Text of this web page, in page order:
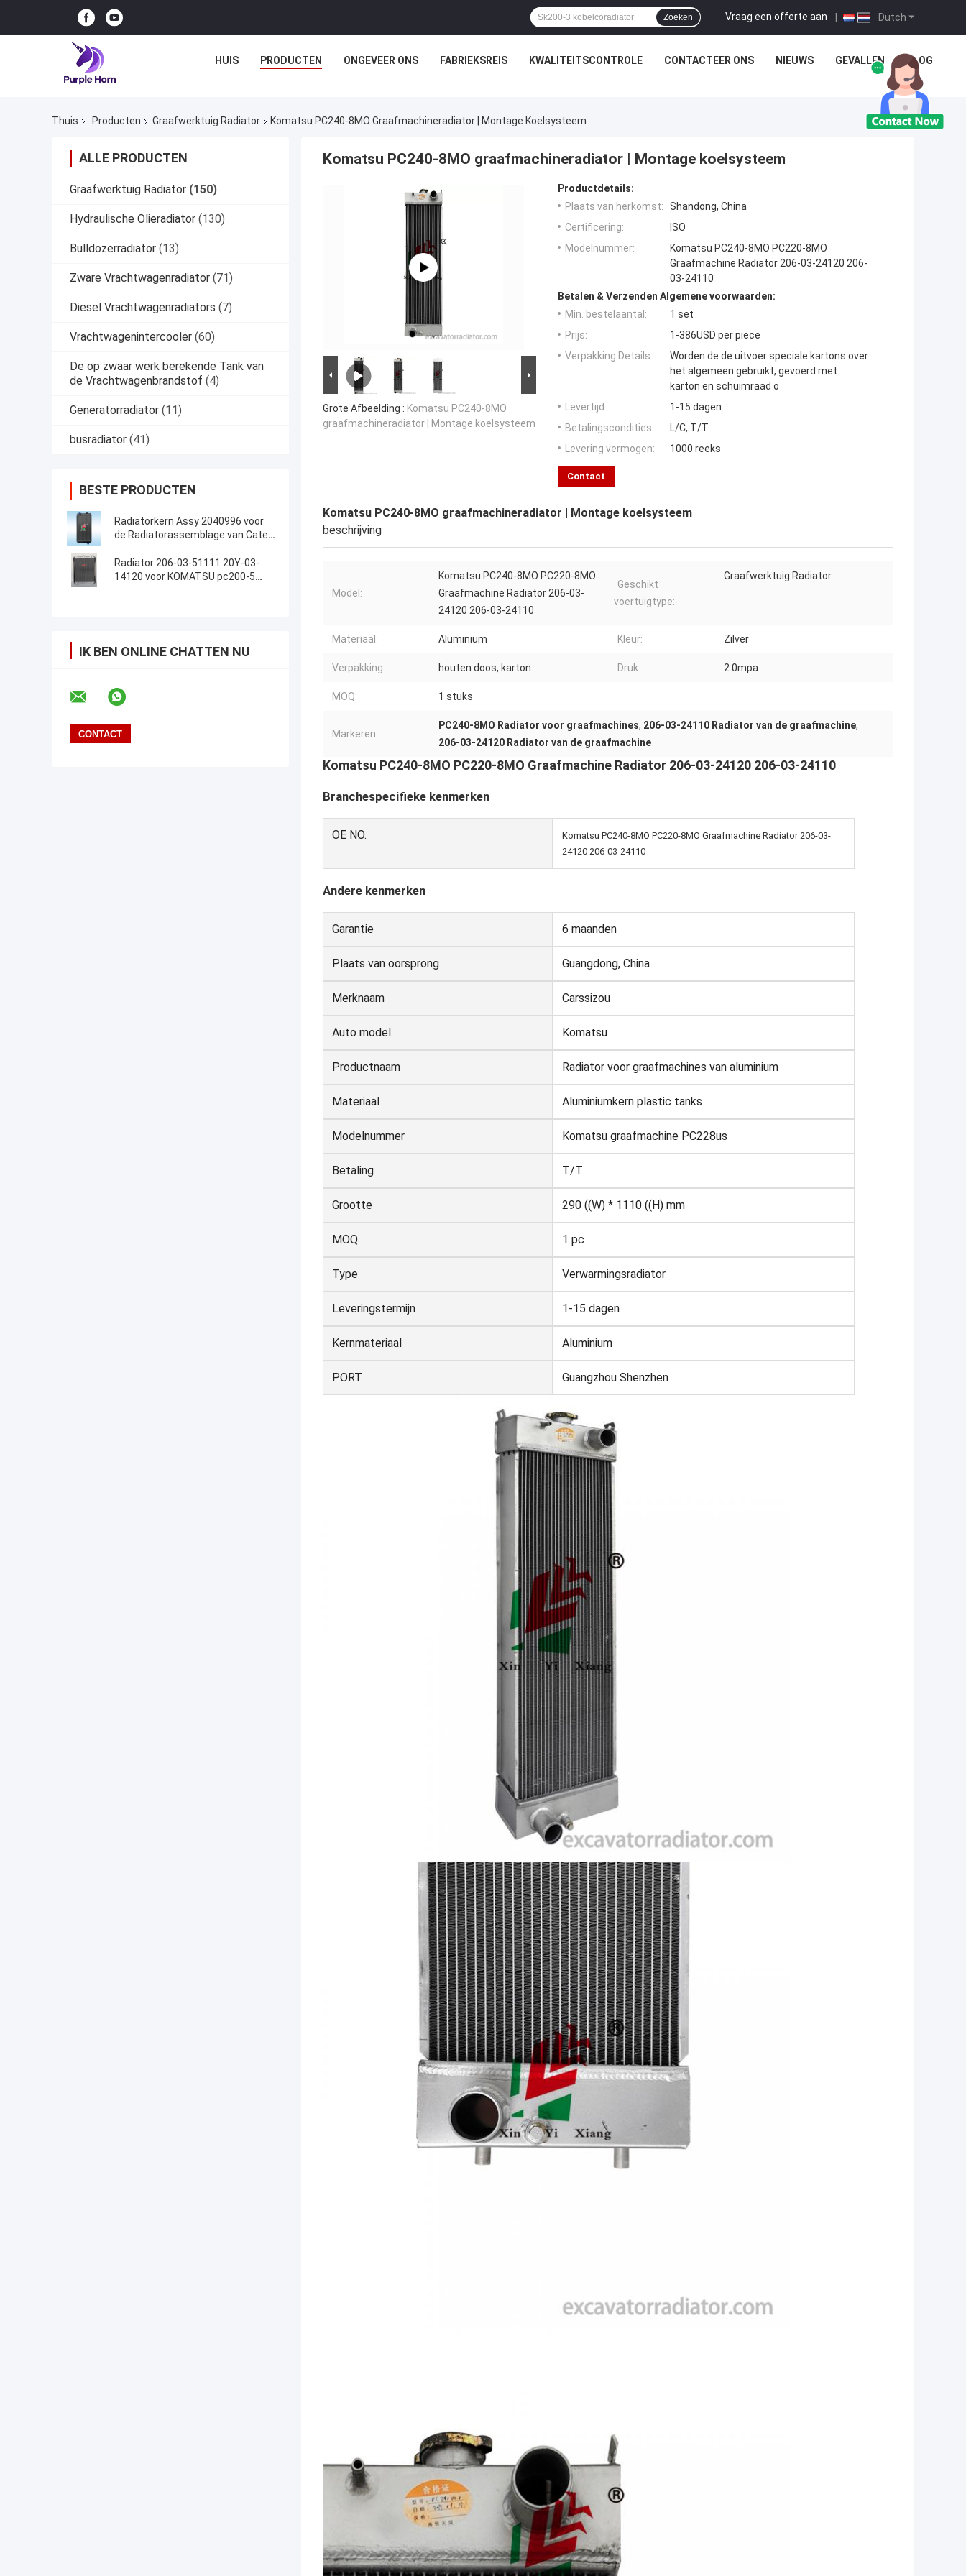
Dutch
Vraag een offerte aan |
Zoeken
HUIS PRODUCTEN ONGEVEER ONS FABRIEKSREIS KWALITEITSCONTROLE CONTACTEER ONS NIEUWS GEVALLEN BLOG
Thuis Producten Graafwerktuig Radiator Komatsu PC240-8MO Graafmachineradiator | Montage Koelsysteem
ALLE PRODUCTEN
Graafwerktuig Radiator (150)
Hydraulische Olieradiator (130)
Bulldozerradiator (13)
Zware Vrachtwagenradiator (71)
Diesel Vrachtwagenradiators (7)
Vrachtwagenintercooler (60)
De op zwaar werk berekende Tank van
de Vrachtwagenbrandstof (4)
Generatorradiator (11)
busradiator (41)
BESTE PRODUCTEN
Radiatorkern Assy 2040996 voor
de Radiatorassemblage van Cater
Graafwerktuig
Radiator 206-03-51111 20Y-03-
14120 voor KOMATSU pc200-5
IK BEN ONLINE CHATTEN NU
Komatsu PC240-8MO graafmachineradiator | Montage koelsysteem
Grote Afbeelding : Komatsu PC240-8MO
graafmachineradiator | Montage koelsysteem
Productdetails:
Plaats van herkomst:
Shandong, China
Certificering:
ISO
Modelnummer:
Komatsu PC240-8MO PC220-8MO
Graafmachine Radiator 206-03-24120 206-
03-24110
Betalen & Verzenden Algemene voorwaarden:
Min. bestelaantal:
1 set
Prijs:
1-386USD per piece
Verpakking Details:
Worden de de uitvoer speciale kartons over
het algemeen gebruikt, gevoerd met
karton en schuimraad o
Levertijd:
1-15 dagen
Betalingscondities:
L/C, T/T
Levering vermogen:
1000 reeks
Contact
Komatsu PC240-8MO graafmachineradiator | Montage koelsysteem
beschrijving
Model:
Komatsu PC240-8MO PC220-8MO
Graafmachine Radiator 206-03-
24120 206-03-24110
Geschikt
voertuigtype:
Graafwerktuig Radiator
Materiaal: Aluminium Kleur: Zilver
Verpakking: houten doos, karton Druk: 2.0mpa
MOQ: 1 stuks
Markeren:
PC240-8MO Radiator voor graafmachines, 206-03-24110 Radiator van de graafmachine,
206-03-24120 Radiator van de graafmachine
Komatsu PC240-8MO PC220-8MO Graafmachine Radiator 206-03-24120 206-03-24110
Branchespecifieke kenmerken
OE NO.
Komatsu PC240-8MO PC220-8MO Graafmachine Radiator 206-03-
24120 206-03-24110
Andere kenmerken
Garantie 6 maanden
Plaats van oorsprong Guangdong, China
Merknaam Carssizou
Auto model Komatsu
Productnaam Radiator voor graafmachines van aluminium
Materiaal Aluminiumkern plastic tanks
Modelnummer Komatsu graafmachine PC228us
Betaling T/T
Grootte 290 ((W) * 1110 ((H) mm
MOQ 1 pc
Type Verwarmingsradiator
Leveringstermijn 1-15 dagen
Kernmateriaal Aluminium
PORT Guangzhou Shenzhen